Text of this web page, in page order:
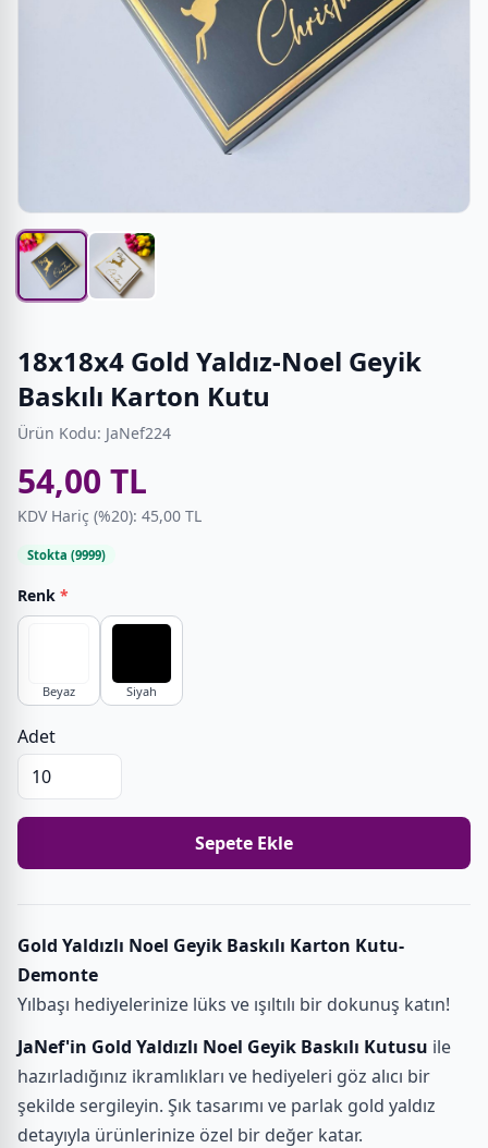
18x18x4 Gold Yaldız-Noel Geyik
Baskılı Karton Kutu
Ürün Kodu: JaNef224
54,00 TL
KDV Hariç (%20): 45,00 TL
Stokta (9999)
Renk *
Beyaz Siyah
Adet
Sepete Ekle
Gold Yaldızlı Noel Geyik Baskılı Karton Kutu-
Demonte
Yılbaşı hediyelerinize lüks ve ışıltılı bir dokunuş katın!
JaNef'in Gold Yaldızlı Noel Geyik Baskılı Kutusu ile
hazırladığınız ikramlıkları ve hediyeleri göz alıcı bir
şekilde sergileyin. Şık tasarımı ve parlak gold yaldız
detayıyla ürünlerinize özel bir değer katar.